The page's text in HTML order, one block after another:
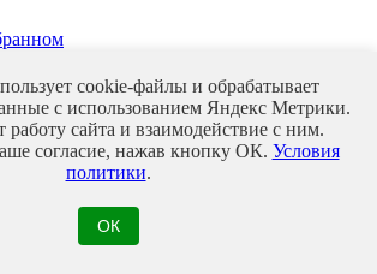
Black 8/33 Дуб Прайс
cookie-файлы и обрабатывает
с использованием Яндекс Метрики.
работу сайта и взаимодействие с ним.
согласие, нажав кнопку ОК. Условия
политики.
ОК